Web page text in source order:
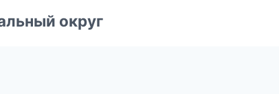
округ